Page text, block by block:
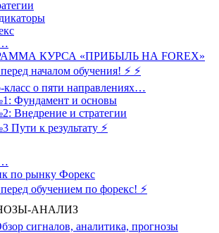
КУРСА «ПРИБЫЛЬ НА FOREX»
началом обучения! ⚡ ⚡
класс о пяти направлениях…
Фундамент и основы
Внедрение и стратегии
Пути к результату ⚡️
по рынку Форекс
обучением по форекс! ⚡
АНАЛИЗ
сигналов, аналитика, прогнозы